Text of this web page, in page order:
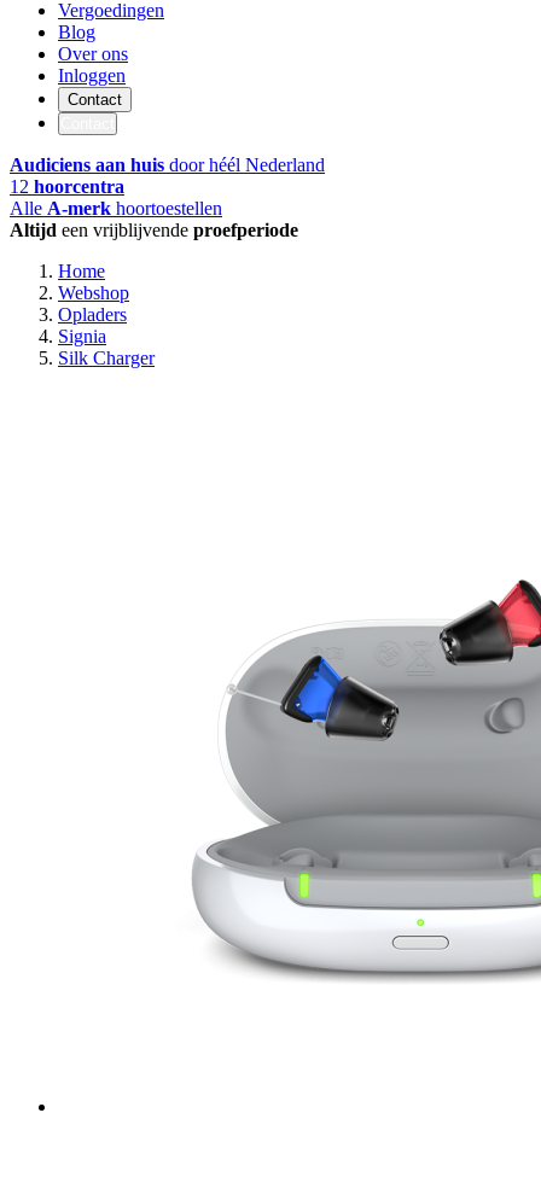
Vergoedingen
Blog
Over ons
Inloggen
Contact
Audiciens aan huis door héél Nederland
12 hoorcentra
Alle A-merk hoortoestellen
Altijd een vrijblijvende proefperiode
Home
Webshop
Opladers
Signia
Silk Charger